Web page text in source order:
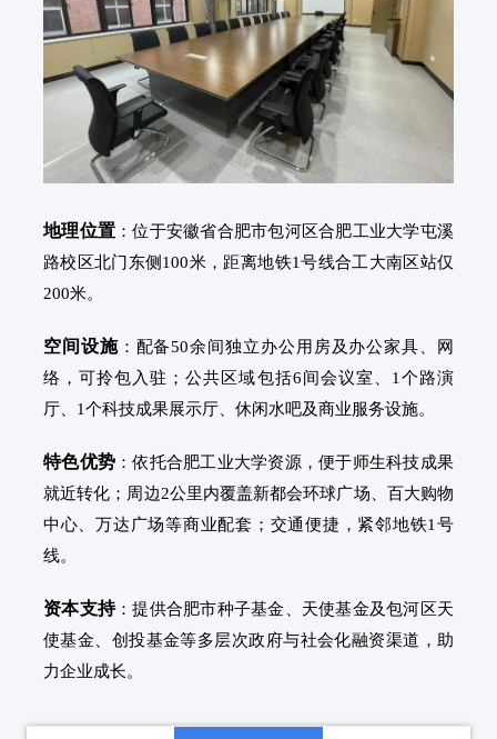
地理位置 ：位于安徽省合肥市包河区合肥工业大学屯溪
路校区北门东侧100米，距离地铁1号线合工大南区站仅
200米。
空间设施：配备50余间独立办公用房及办公家具、网
络，可拎包入驻；公共区域包括6间会议室、1个路演
厅、1个科技成果展示厅、休闲水吧及商业服务设施。
特色优势 ：依托合肥工业大学资源，便于师生科技成果
就近转化；周边2公里内覆盖新都会环球广场、百大购物
中心、万达广场等商业配套；交通便捷，紧邻地铁1号
线。
资本支持：提供合肥市种子基金、天使基金及包河区天
使基金、创投基金等多层次政府与社会化融资渠道，助
力企业成长。